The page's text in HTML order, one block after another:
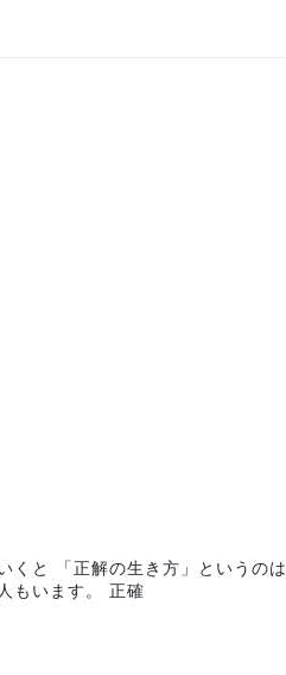
と 「正解の生き方」というの
もいます。 正確